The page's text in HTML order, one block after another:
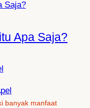
Apa Saja?
banyak manfaat